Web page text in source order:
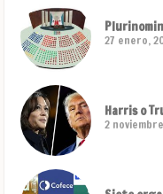
27 enero,
Harris o
2